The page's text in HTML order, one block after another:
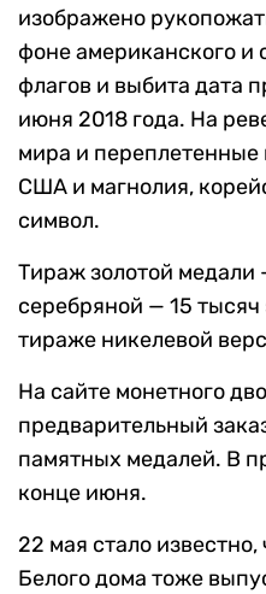
изображено
фоне американского и
флагов и выбита дата
июня 2018 года. На
мира и переплетенные
США и магнолия,
символ.
Тираж золотой медали
серебряной — 15
тираже никелевой
На сайте монетного
предварительный
памятных медалей. В
конце июня.
22 мая стало
Белого дома тоже